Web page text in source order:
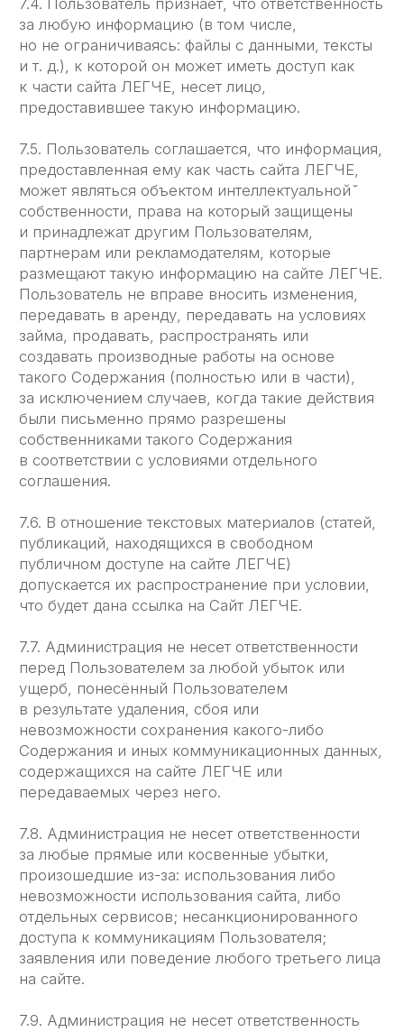
Email
Ваш вопрос
Я прочитал(а)соглашение о конфиденциальностии
Я даю согласие на обработку своих
Сделать бизнес ЛЕГЧЕ
Разработчик отечественного ПО
Политика конфиденциальности
Лицензионный
Информация
о правообладателе
Юридические сведения
Документы
О нас
Меню
Телефон
Телеграм-канал ЛЕГЧЕ
Почта
Политика в отношении обработки персональных
данных
Реестровая запись №28576 от
23.06.2025